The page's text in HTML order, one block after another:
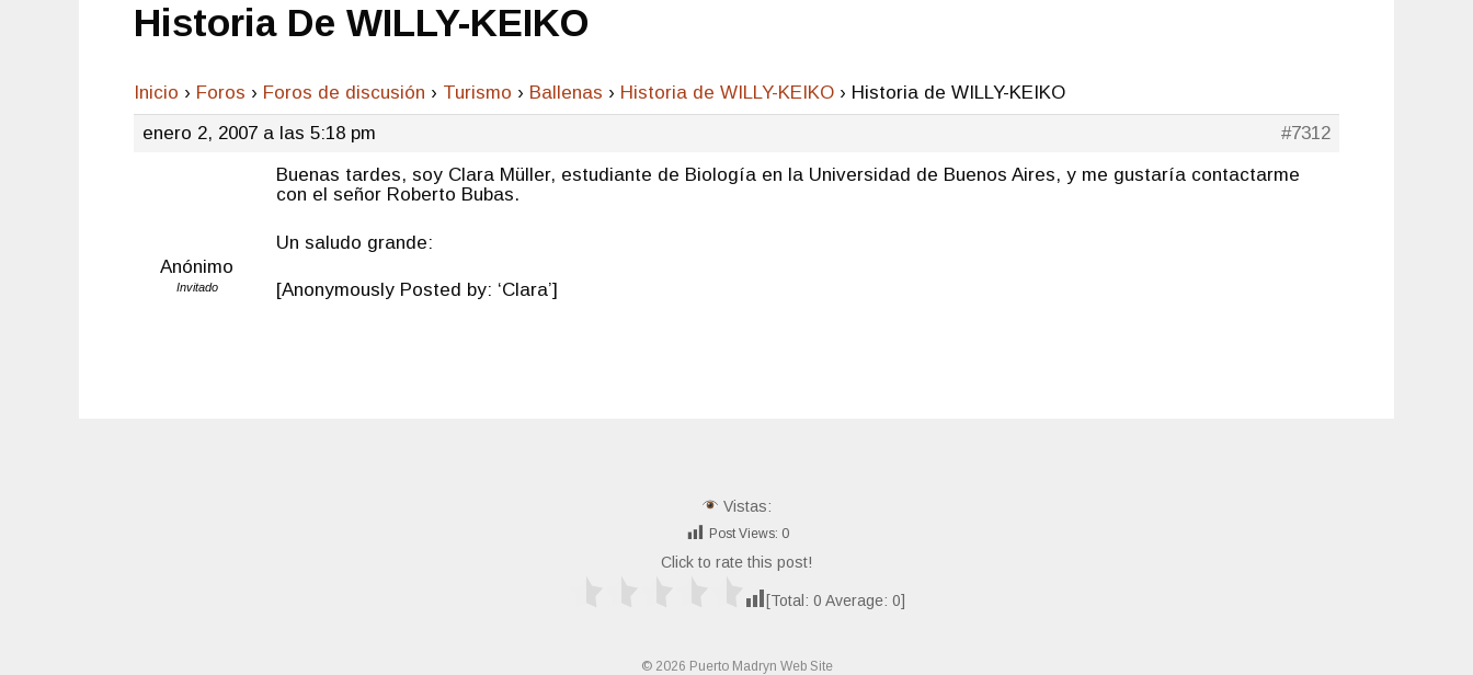
Historia De WILLY-KEIKO
Inicio › Foros › Foros de discusión › Turismo › Ballenas › Historia de WILLY-KEIKO › Historia de WILLY-KEIKO
enero 2, 2007 a las 5:18 pm
#7312
Anónimo
Invitado
Buenas tardes, soy Clara Müller, estudiante de Biología en la Universidad de Buenos Aires, y me gustaría contactarme
con el señor Roberto Bubas.
Un saludo grande:
[Anonymously Posted by: ‘Clara’]
Vistas:
Post Views: 0
Click to rate this post!
[Total: 0 Average: 0]
© 2026 Puerto Madryn Web Site